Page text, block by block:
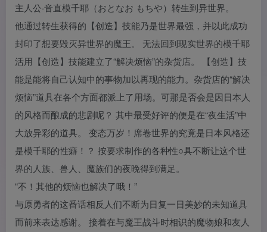
主人公·音直模千耶（おとなお もちや）转生到异世界。
他通过转生获得的【创造】技能乃是世界最强，并以此成功
封印了想要毁灭异世界的魔王。 无法回到现实世界的模千耶
活用【创造】技能建立了“解决烦恼”的杂货店。 【创造】技
能是能将自己认知中的事物加以再现的能力。杂货店的“解决
烦恼”道具在各个方面都派上了用场。可那是否会是因日本人
的风格而酿成的悲剧呢？ 其中最受好评的便是在“夜生活”中
大放异彩的道具。 变态万岁！席卷世界的究竟是日本风格还
是模千耶的性癖！？ 按要求制作的各种性○具不断让这个世
界的人族、兽人、魔族们的夜晚得到满足。
“不！其他的烦恼也解决了哦！”
与原勇者的这番话相反人们不断为日复一日美妙的未知道具
而前来表达感谢。 接着在与魔王战斗时相识的魔物娘和友人